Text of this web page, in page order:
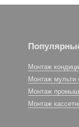
Монтаж
Монтаж мульти
Монтаж
Монтаж